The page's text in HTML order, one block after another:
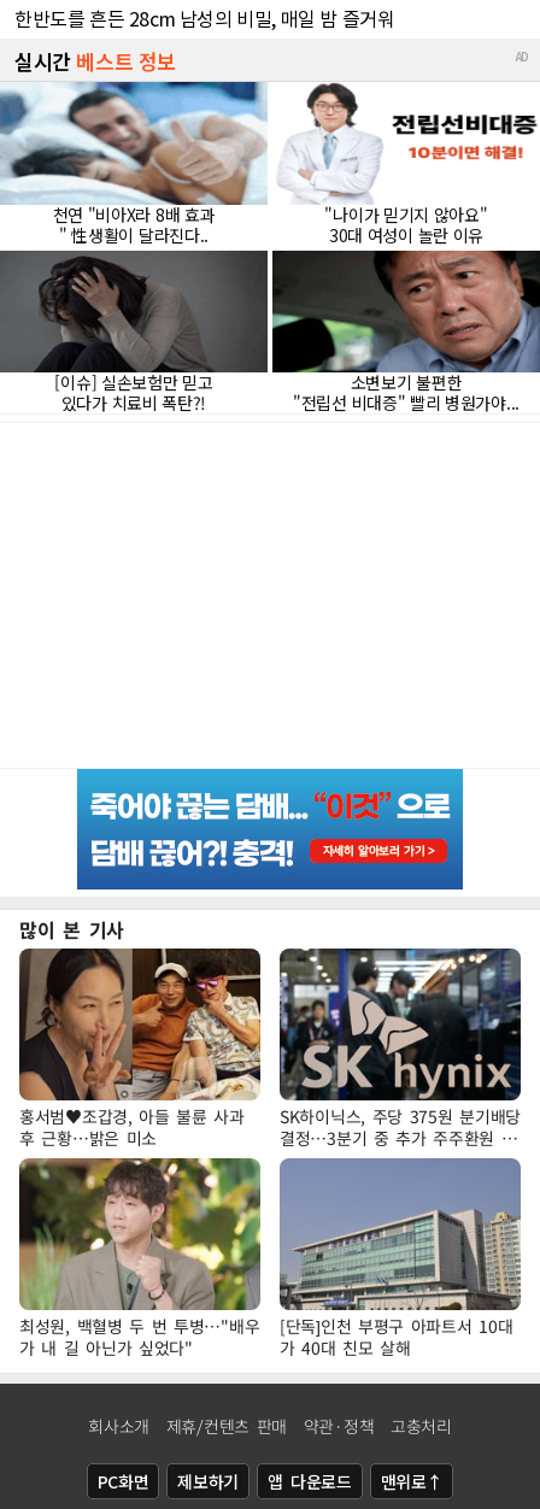
많이 본 기사
홍서범♥조갑경, 아들 불륜 사과
후 근황…밝은 미소
SK하이닉스, 주당 375원 분기배당
결정…3분기 중 추가 주주환원 발
표
최성원, 백혈병 두 번 투병…"배우
가 내 길 아닌가 싶었다"
[단독]인천 부평구 아파트서 10대
가 40대 친모 살해
회사소개 제휴/컨텐츠 판매 약관·정책 고충처리
PC화면 제보하기 앱 다운로드 맨위로↑